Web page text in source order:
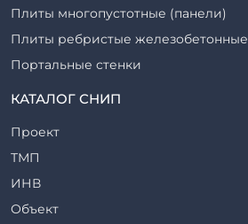
Плиты многопустотные (панели)
Плиты ребристые железобетонные
Портальные стенки
Прогоны железобетонные
Ригели железобетонные
Сваи железобетонные
Стеновые блоки
Стойки железобетонные
КАТАЛОГ СНИП
Проект
ТМП
ИНВ
Объект